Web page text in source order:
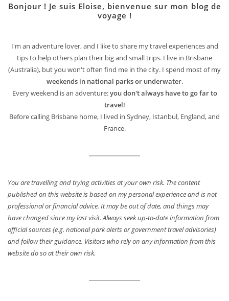
Bonjour ! Je suis Eloise, bienvenue sur mon blog de
voyage !
I'm an adventure lover, and I like to share my travel experiences and
tips to help others plan their big and small trips. I live in Brisbane
(Australia), but you won't often find me in the city. I spend most of my
weekends in national parks or underwater.
Every weekend is an adventure:you don't always have to go far to
travel!
Before calling Brisbane home, I lived in Sydney, Istanbul, England, and
France.
You are travelling and trying activities at your own risk. The content
published on this website is based on my personal experience and is not
professional or financial advice. It may be out of date, and things may
have changed since my last visit. Always seek up-to-date information from
official sources (e.g. national park alerts or government travel advisories)
and follow their guidance. Visitors who rely on any information from this
website do so at their own risk.